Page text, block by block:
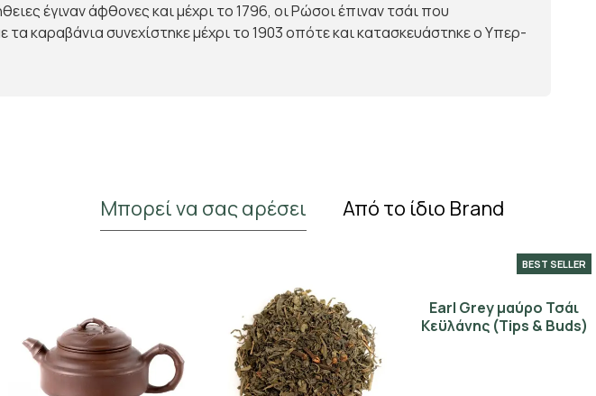
10%
αγαπημένο σου τσάι.
έγιναν άφθονες και μέχρι το 1796, οι Ρώσοι έπιναν τσάι που
καραβάνια συνεχίστηκε μέχρι το 1903 οπότε και κατασκευάστηκε ο Υπερ-
Μπορεί να σας αρέσει Από το ίδιο Brand
BEST SELLER
Earl Grey μαύρο Τσάι
Κεϋλάνης (Tips & Buds)